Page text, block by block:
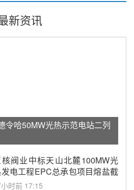
新资讯
令哈50MW光热示范电站二列
阀业中标天山北麓100MW光
电工程EPC总承包项目熔盐截
、熔盐三偏心蝶阀采购
时前 17:15